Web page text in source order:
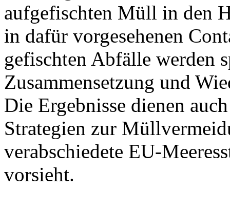
aufgefischten Müll in den
in dafür vorgesehenen
gefischten Abfälle werden
Zusammensetzung und
Die Ergebnisse dienen
Strategien zur
verabschiedete EU-
vorsieht.